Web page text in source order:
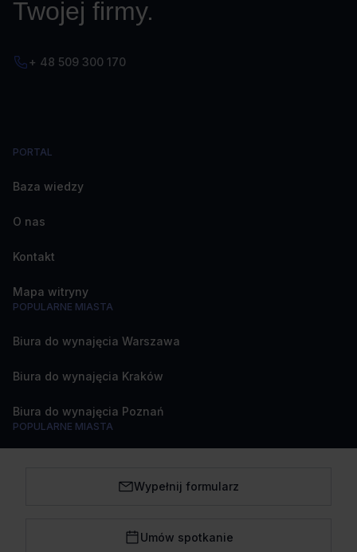
Twojej firmy.
+ 48 509 300 170
PORTAL
Baza wiedzy
O nas
Kontakt
Mapa witryny
POPULARNE MIASTA
Biura do wynajęcia Warszawa
Biura do wynajęcia Kraków
Biura do wynajęcia Poznań
POPULARNE MIASTA
Biura do wynajęcia Wrocław
Biura do wynajęcia Trójmiasto
Wypełnij formularz
Umów spotkanie